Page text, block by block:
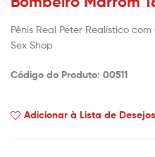
Pênis Real Peter Realístico
Sex Shop
Código do Produto: 00511
Adicionar à Lista de Desejos